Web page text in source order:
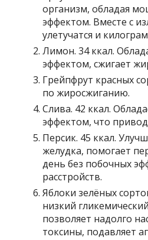
организм, обладая
эффектом. Вместе с
улетучатся и
Лимон. 34 ккал.
эффектом, сжигает
Грейпфрут красных
по жиросжиганию.
Слива. 42 ккал.
эффектом, что
Персик. 45 ккал.
желудка, помогает
день без побочных
расстройств.
Яблоки зелёных
низкий
позволяет надолго
токсины, подавляет